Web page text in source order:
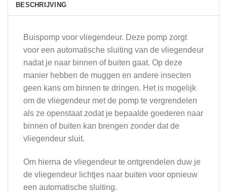
BESCHRIJVING
Buispomp voor vliegendeur. Deze pomp zorgt
voor een automatische sluiting van de vliegendeur
nadat je naar binnen of buiten gaat. Op deze
manier hebben de muggen en andere insecten
geen kans om binnen te dringen. Het is mogelijk
om de vliegendeur met de pomp te vergrendelen
als ze openstaat zodat je bepaalde goederen naar
binnen of buiten kan brengen zonder dat de
vliegendeur sluit.
Om hierna de vliegendeur te ontgrendelen duw je
de vliegendeur lichtjes naar buiten voor opnieuw
een automatische sluiting.